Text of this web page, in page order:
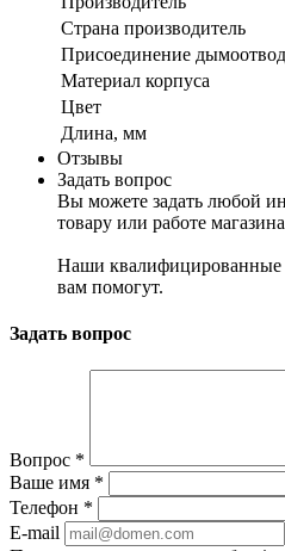
Страна производитель
Присоединение
Материал корпуса
Цвет
Длина, мм
Отзывы
Задать вопрос
Вы можете задать любой
товару или работе
Наши квалифицированные
вам помогут.
Задать вопрос
Вопрос *
Ваше имя *
Телефон *
E-mail